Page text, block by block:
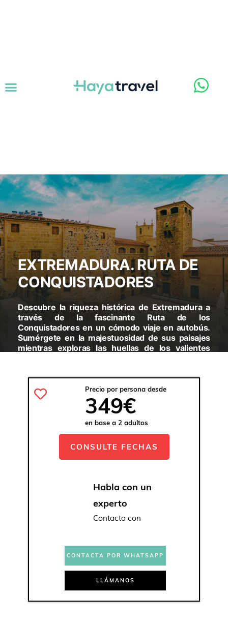
EXTREMADURA. RUTA DE
CONQUISTADORES
Descubre la riqueza histórica de Extremadura a
través de la fascinante Ruta de los
Conquistadores en un cómodo viaje en autobús.
Sumérgete en la majestuosidad de sus paisajes
mientras exploras las huellas de los valientes
de manera inolvidable!
VISITARAS:
BADAJOZ - ZAFRA - JEREZ DE LOS
CABALLEROS - ÉVORA - CÁCERES - TRUJILLO -MÉRIDA -
Precio por persona desde
349€
en base a 2 adultos
CONSULTE FECHAS
Habla con un
experto
Contacta con
CONTACTA POR WHATSAPP
LLÁMANOS